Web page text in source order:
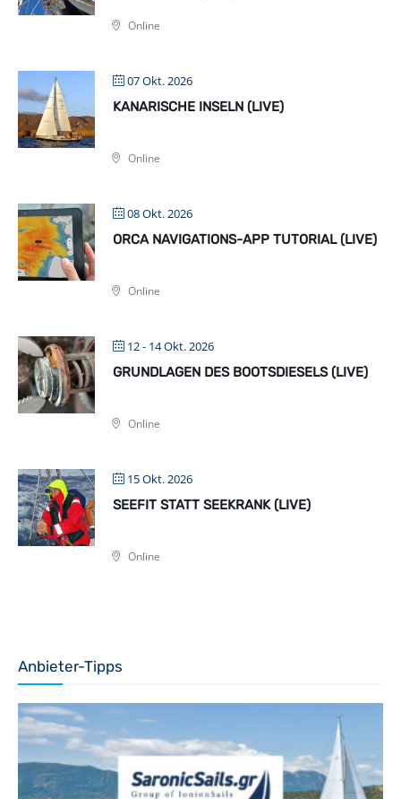
Online
07 Okt. 2026
KANARISCHE INSELN (LIVE)
Online
08 Okt. 2026
ORCA NAVIGATIONS-APP TUTORIAL (LIVE)
Online
12 - 14 Okt. 2026
GRUNDLAGEN DES BOOTSDIESELS (LIVE)
Online
15 Okt. 2026
SEEFIT STATT SEEKRANK (LIVE)
Online
Anbieter-Tipps